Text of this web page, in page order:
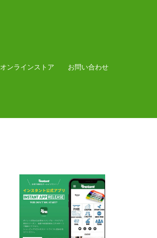
オンラインストア お問い合わせ